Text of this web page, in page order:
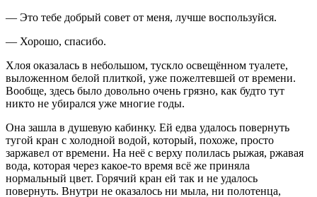
— Это тебе добрый совет от меня, лучше воспользуйся.
— Хорошо, спасибо.
Хлоя оказалась в небольшом, тускло освещённом туалете,
выложенном белой плиткой, уже пожелтевшей от времени.
Вообще, здесь было довольно очень грязно, как будто тут
никто не убирался уже многие годы.
Она зашла в душевую кабинку. Ей едва удалось повернуть
тугой кран с холодной водой, который, похоже, просто
заржавел от времени. На неё с верху полилась рыжая, ржавая
вода, которая через какое-то время всё же приняла
нормальный цвет. Горячий кран ей так и не удалось
повернуть. Внутри не оказалось ни мыла, ни полотенца,